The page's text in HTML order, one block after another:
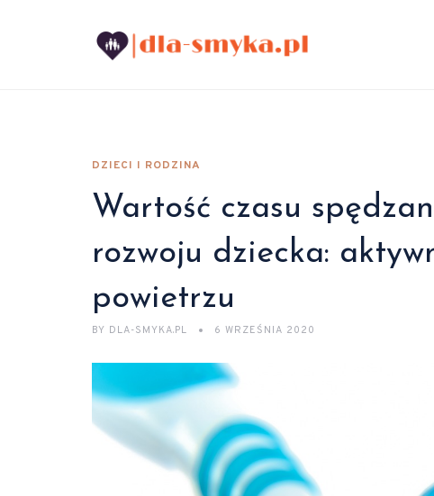
DZIECI I RODZINA
Wartość czasu
rozwoju dziecka:
powietrzu
BY DLA-SMYKA.PL 6 WRZEŚNIA 2020